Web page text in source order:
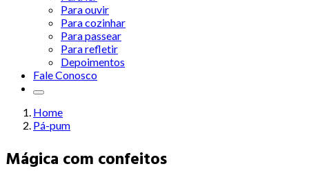
Para ouvir
Para cozinhar
Para passear
Para refletir
Depoimentos
Fale Conosco
Home
Pá-pum
Mágica com confeitos